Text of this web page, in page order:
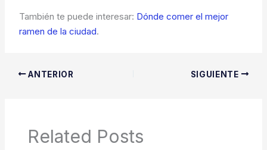
También te puede interesar: Dónde comer el mejor
ramen de la ciudad.
ANTERIOR SIGUIENTE
Related Posts